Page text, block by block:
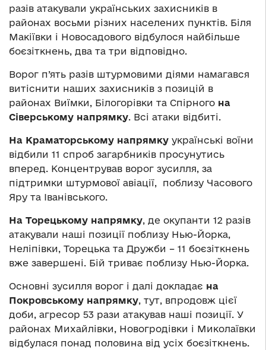
разів атакували українських захисників в
районах восьми різних населених пунктів. Біля
Макіївки і Новосадового відбулося найбільше
боєзіткнень, два та три відповідно.
Ворог п’ять разів штурмовими діями намагався
витіснити наших захисників з позицій в
районах Виїмки, Білогорівки та Спірного на
Сіверському напрямку. Всі атаки відбиті.
На Краматорському напрямку українські воїни
відбили 11 спроб загарбників просунутись
вперед. Концентрував ворог зусилля, за
підтримки штурмової авіації, поблизу Часового
Яру та Іванівського.
На Торецькому напрямку, де окупанти 12 разів
атакували наші позиції поблизу Нью-Йорка,
Неліпівки, Торецька та Дружби – 11 боєзіткнень
вже завершені. Бій триває поблизу Нью-Йорка.
Основні зусилля ворог і далі докладає на
Покровському напрямку, тут, впродовж цієї
доби, агресор 53 рази атакував наші позиції. У
районах Михайлівки, Новогродівки і Миколаївки
відбулася понад половина від усіх боєзіткнень.